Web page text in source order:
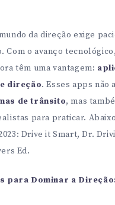
da direção exige
Com o avanço
têm uma vantagem:
direção. Esses apps não
de trânsito, mas
para praticar.
Drive it Smart, Dr.
Ed.
para Dominar a